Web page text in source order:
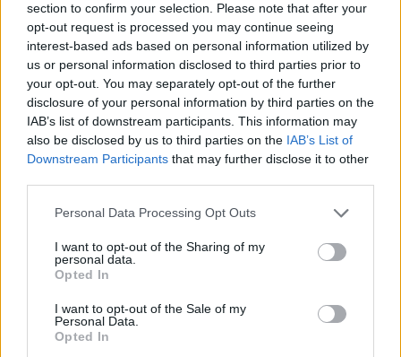
section to confirm your selection. Please note that after your
opt-out request is processed you may continue seeing
interest-based ads based on personal information utilized by
us or personal information disclosed to third parties prior to
your opt-out. You may separately opt-out of the further
disclosure of your personal information by third parties on the
IAB’s list of downstream participants. This information may
also be disclosed by us to third parties on the IAB’s List of
Downstream Participants that may further disclose it to other
Please note that this website/app uses one or more Google
not limited to your visit or usage behaviour. You may click to
grant or deny consent to Google and its third-party tags to
use your data for below specified purposes in below Google
consent section.
Personal Data Processing Opt Outs
I want to opt-out of the Sharing of my
personal data.
Opted In
I want to opt-out of the Sale of my
Personal Data.
Opted In